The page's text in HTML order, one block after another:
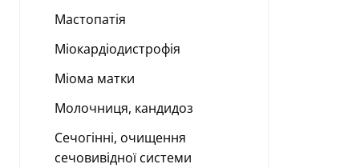
Мастопатія
Міокардіодистрофія
Міома матки
Молочниця, кандидоз
Сечогінні, очищення
сечовивідної системи